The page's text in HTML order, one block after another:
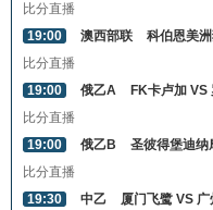
比分直播
19:00
澳西部联
科伯恩美
比分直播
19:00
俄乙A
FK卡卢加 VS
比分直播
19:00
俄乙B
圣彼得堡迪纳
比分直播
19:30
中乙
厦门飞鹭 VS